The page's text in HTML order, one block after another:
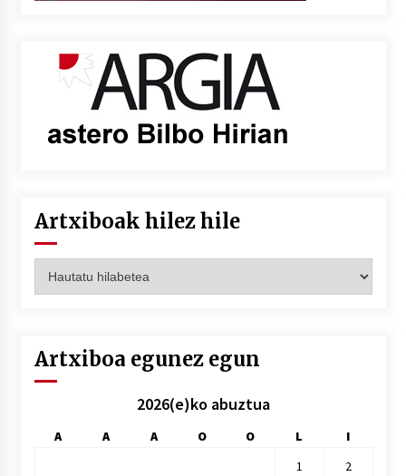
Artxiboak hilez hile
hilez
Artxiboa egunez egun
2026(e)ko abuztua
A A A O O L
I
1
2